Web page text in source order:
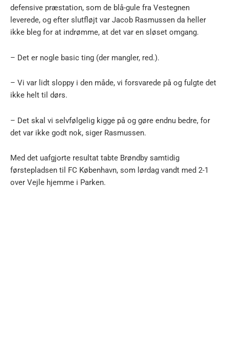
defensive præstation, som de blå-gule fra Vestegnen
leverede, og efter slutfløjt var Jacob Rasmussen da heller
ikke bleg for at indrømme, at det var en sløset omgang.
– Det er nogle basic ting (der mangler, red.).
– Vi var lidt sloppy i den måde, vi forsvarede på og fulgte det
ikke helt til dørs.
– Det skal vi selvfølgelig kigge på og gøre endnu bedre, for
det var ikke godt nok, siger Rasmussen.
Med det uafgjorte resultat tabte Brøndby samtidig
førstepladsen til FC København, som lørdag vandt med 2-1
over Vejle hjemme i Parken.